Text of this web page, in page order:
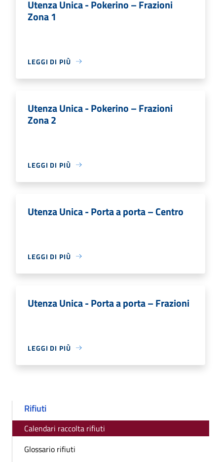
Utenza Unica - Pokerino – Frazioni
Zona 1
LEGGI DI PIÙ
Utenza Unica - Pokerino – Frazioni
Zona 2
LEGGI DI PIÙ
Utenza Unica - Porta a porta – Centro
LEGGI DI PIÙ
Utenza Unica - Porta a porta – Frazioni
LEGGI DI PIÙ
Rifiuti
Calendari raccolta rifiuti
Glossario rifiuti